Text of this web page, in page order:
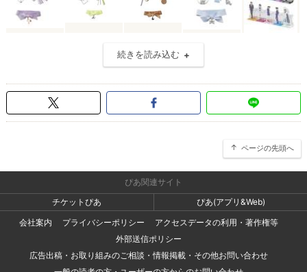
続きを読み込む
ページの先頭へ
ぴあ関連サイト
チケットぴあ
ぴあ(アプリ&Web)
会社案内
プライバシーポリシー
アクセスデータの利用・著作権等
外部送信ポリシー
広告出稿・お取り組みのご相談・情報掲載・その他お問い合わせ